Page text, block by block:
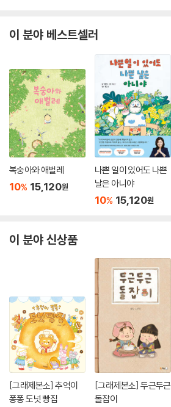
이 분야 베스트셀러
복숭아와 애벌레
10% 15,120원
나쁜 일이 있어도 나쁜
날은 아니야
10% 15,120원
이 분야 신상품
[그래제본소] 추억이
퐁퐁 도넛 빵집
[그래제본소] 두근두근
돌잡이